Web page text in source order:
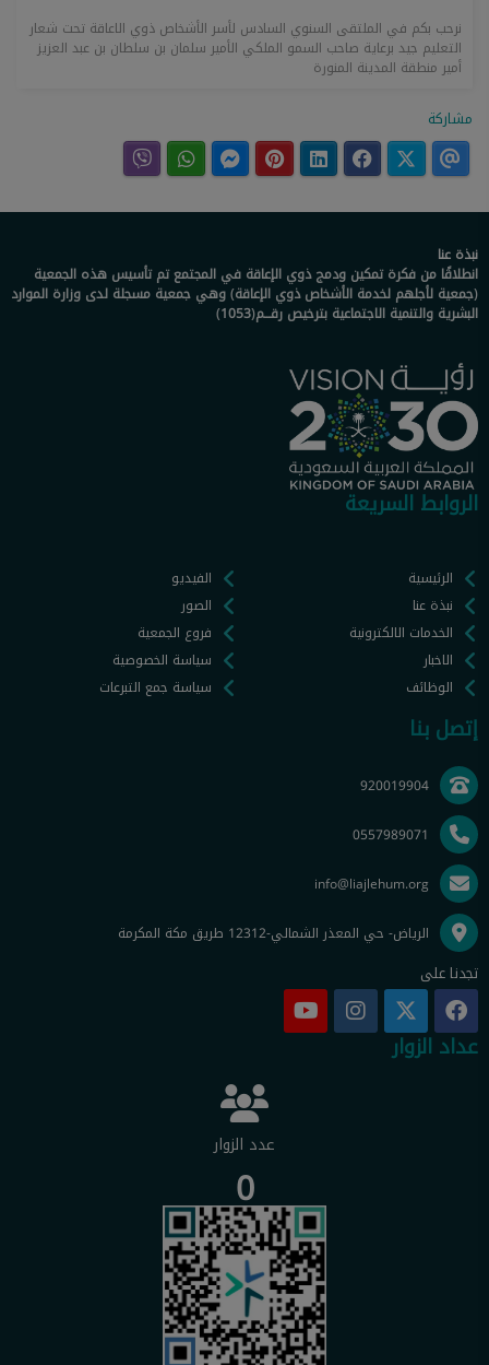
نرحب بكم في الملتقى السنوي السادس لأسر الأشخاص ذوي الاعاقة تحت شعار
التعليم جيد برعاية صاحب السمو الملكي الأمير سلمان بن سلطان بن عبد العزيز
أمير منطقة المدينة المنورة
مشاركة
نبذة عنا
انطلاقًا من فكرة تمكين ودمج ذوي الإعاقة في المجتمع تم تأسيس هذه الجمعية
(جمعية لأجلهم لخدمة الأشخاص ذوي الإعاقة) وهي جمعية مسجلة لدى وزارة الموارد
البشرية والتنمية الاجتماعية بترخيص رقـــم(1053)
الروابط السريعة
الرئيسية
نبذة عنا
الخدمات الالكترونية
الاخبار
الوظائف
الفيديو
الصور
فروع الجمعية
سياسة الخصوصية
سياسة جمع التبرعات
إتصل بنا
920019904
0557989071
info@liajlehum.org
الرياض- حي المعذر الشمالي-12312 طريق مكة المكرمة
تجدنا على
عداد الزوار
عدد الزوار
0